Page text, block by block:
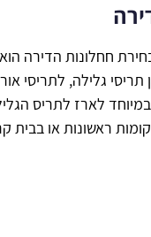
חחלונות הדירה
תריסי גלילה, לתריסי
לארז לתריס
ראשונות או בבית